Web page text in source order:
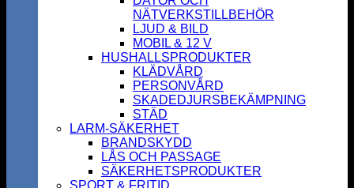
NÄTVERKSTILLBEHÖR
LJUD & BILD
MOBIL & 12 V
HUSHALLSPRODUKTER
KLÄDVÅRD
PERSONVÅRD
SKADEDJURSBEKÄMPNING
STÄD
LARM-SÄKERHET
BRANDSKYDD
LÅS OCH PASSAGE
SÄKERHETSPRODUKTER
SPORT & FRITID